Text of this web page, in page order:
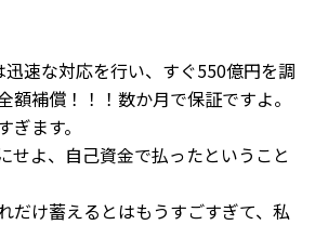
速な対応を行い、すぐ550億円を調
額補償！！！数か月で保証ですよ。
ます。
せよ、自己資金で払ったということ
だけ蓄えるとはもうすごすぎて、私